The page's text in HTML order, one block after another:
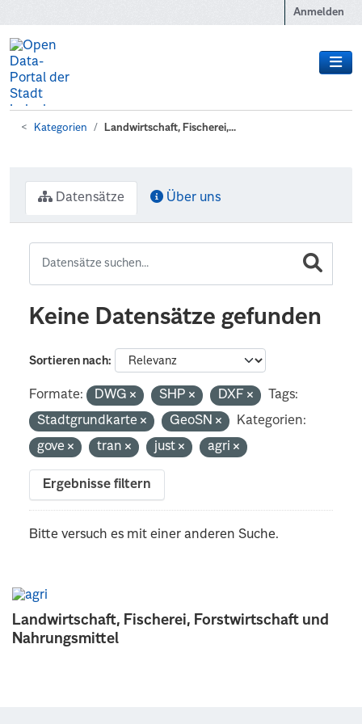
Anmelden
Kategorien Landwirtschaft, Fischerei,...
Landwirtschaft, Fischerei, Forstwirtschaft und
Nahrungsmittel
Datensätze Über uns
Keine Datensätze gefunden
Sortieren nach
Formate: DWG SHP DXF
Tags:
Stadtgrundkarte
GeoSN
Kategorien:
gove
tran just agri
Ergebnisse filtern
Bitte versuch es mit einer anderen Suche.